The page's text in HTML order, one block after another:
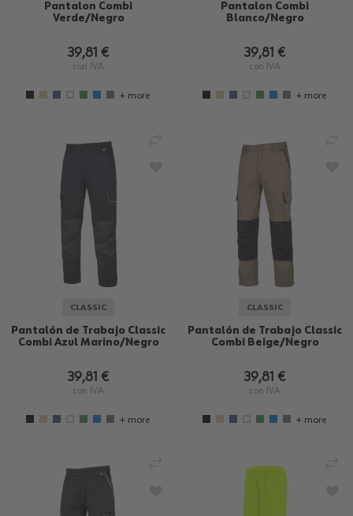
Pantalon Combi
Verde/Negro
39,81 €
con IVA
+ more
Pantalon Combi
Blanco/Negro
39,81 €
con IVA
+ more
CLASSIC
Pantalón de Trabajo Classic
Combi Azul Marino/Negro
39,81 €
con IVA
+ more
AÑADIR A LA LISTA DE DESEOS
CLASSIC
Pantalón de Trabajo Classic
Combi Beige/Negro
39,81 €
con IVA
+ more